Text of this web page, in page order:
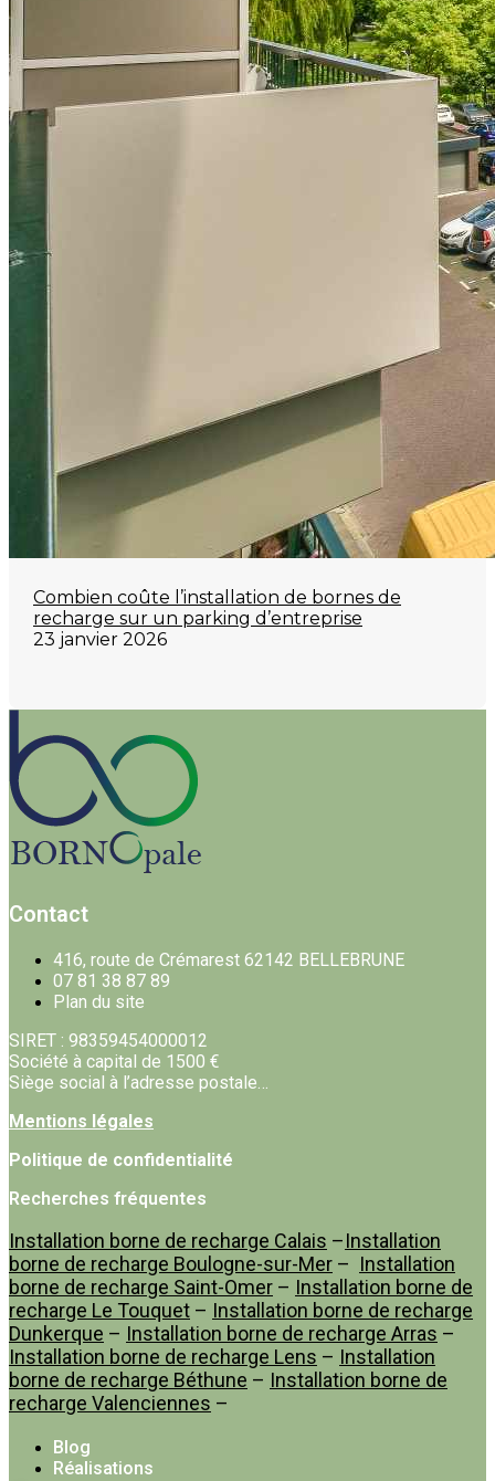
Combien coûte l’installation de bornes de
recharge sur un parking d’entreprise
23 janvier 2026
Contact
416, route de Crémarest 62142 BELLEBRUNE
07 81 38 87 89
Plan du site
SIRET : 98359454000012
Société à capital de 1500 €
Siège social à l’adresse postale…
Mentions légales
Politique de confidentialité
Recherches fréquentes
Installation borne de recharge Calais –Installation
borne de recharge Boulogne-sur-Mer – Installation
borne de recharge Saint-Omer – Installation borne de
recharge Le Touquet – Installation borne de recharge
Dunkerque – Installation borne de recharge Arras –
Installation borne de recharge Lens – Installation
borne de recharge Béthune – Installation borne de
recharge Valenciennes –
Blog
Réalisations